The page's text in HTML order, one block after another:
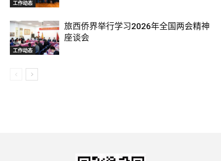
工作动态
工作动态
旅西侨界举行学习2026年全国两会精神
座谈会